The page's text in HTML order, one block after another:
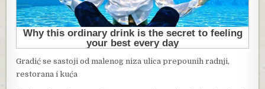
Gradić se sastoji od malenog niza ulica prepounih radnji,
restorana i kuća